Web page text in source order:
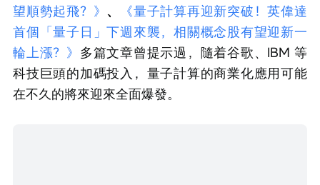
望順勢起飛？》 、
《量子計算再迎新突破！英偉達
首個「量子日」下週來襲，相關概念股有望迎新一
輪上漲？》 多篇文章曾提示過，隨着谷歌、IBM 等
科技巨頭的加碼投入，量子計算的商業化應用可能
在不久的將來迎來全面爆發。